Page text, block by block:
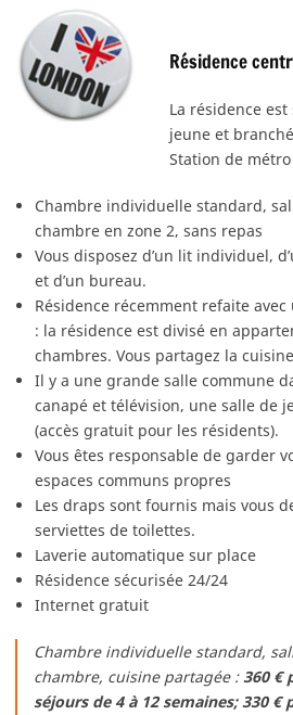
Résidence
La résidence
jeune et
Station de
Chambre individuelle standard,
chambre en zone 2, sans repas
Vous disposez d’un lit individuel,
et d’un bureau.
Résidence récemment refaite
: la résidence est divisé en
chambres. Vous partagez la
Il y a une grande salle commune
canapé et télévision, une salle de
(accès gratuit pour les résidents).
Vous êtes responsable de garder
espaces communs propres
Les draps sont fournis mais vous
serviettes de toilettes.
Laverie automatique sur place
Résidence sécurisée 24/24
Internet gratuit
Chambre individuelle standard,
chambre, cuisine partagée :360 €
séjours de 4 à 12 semaines; 330 €